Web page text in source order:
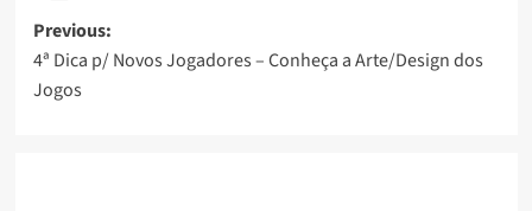
Previous:
4ª Dica p/ Novos Jogadores – Conheça a Arte/Design dos
Jogos